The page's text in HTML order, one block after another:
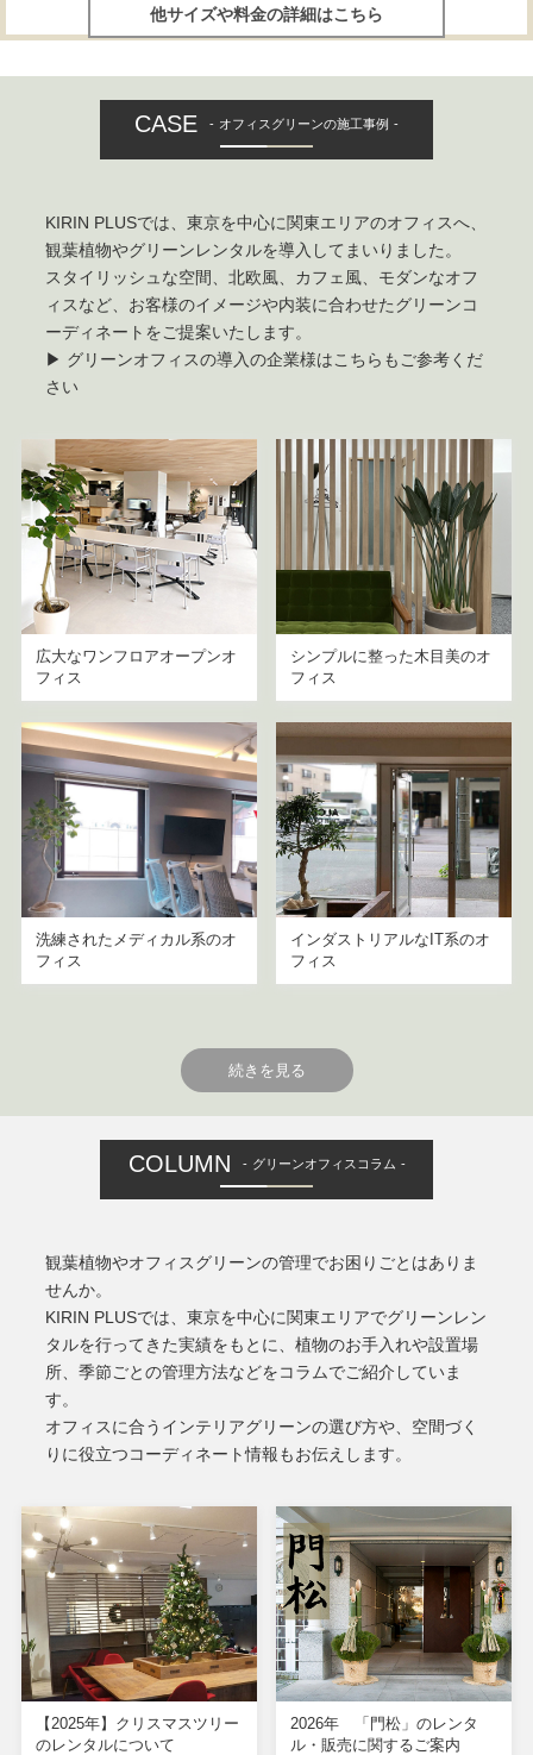
他サイズや料金の詳細はこちら
CASE オフィスグリーンの施工事例
KIRIN PLUSでは、東京を中心に関東エリアのオフィスへ、
観葉植物やグリーンレンタルを導入してまいりました。
スタイリッシュな空間、北欧風、カフェ風、モダンなオフ
ィスなど、お客様のイメージや内装に合わせたグリーンコ
ーディネートをご提案いたします。
▶ グリーンオフィスの導入の企業様はこちらもご参考くだ
さい
広大なワンフロアオープンオ
フィス
シンプルに整った木目美のオ
フィス
洗練されたメディカル系のオ
フィス
インダストリアルなIT系のオ
フィス
続きを見る
COLUMN グリーンオフィスコラム
観葉植物やオフィスグリーンの管理でお困りごとはありま
せんか。
KIRIN PLUSでは、東京を中心に関東エリアでグリーンレン
タルを行ってきた実績をもとに、植物のお手入れや設置場
所、季節ごとの管理方法などをコラムでご紹介していま
す。
オフィスに合うインテリアグリーンの選び方や、空間づく
りに役立つコーディネート情報もお伝えします。
【2025年】クリスマスツリー
のレンタルについて
2026年 「門松」のレンタ
ル・販売に関するご案内